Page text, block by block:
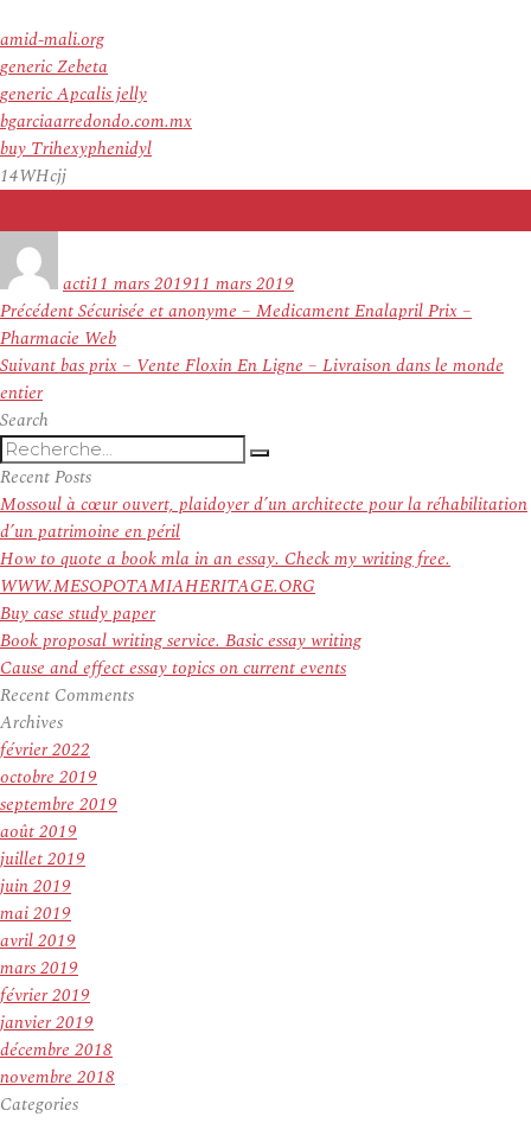
amid-mali.org
generic Zebeta
generic Apcalis jelly
bgarciaarredondo.com.mx
buy Trihexyphenidyl
14WHcjj
actile
11 mars 201911 mars 2019
Navigation
de
l’article
PrécédentArticle
précédent :
Sécurisée et anonyme – Medicament Enalapril Prix –
Pharmacie Web
SuivantArticle
bas prix – Vente Floxin En Ligne – Livraison dans le monde
entier
Search
Recherche
pour
:
Recherche
Recent Posts
Mossoul à cœur ouvert, plaidoyer d’un architecte pour la réhabilitation
d’un patrimoine en péril
How to quote a book mla in an essay. Check my writing free.
WWW.MESOPOTAMIAHERITAGE.ORG
Buy case study paper
Book proposal writing service. Basic essay writing
Cause and effect essay topics on current events
Recent Comments
Archives
février 2022
octobre 2019
septembre 2019
août 2019
juillet 2019
juin 2019
mai 2019
avril 2019
mars 2019
février 2019
janvier 2019
décembre 2018
novembre 2018
Categories